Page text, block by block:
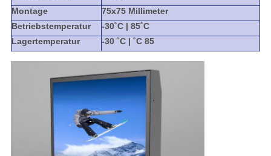
Montage
75x75 Millimeter
Betriebstemperatur
-30˚C | 85˚C
Lagertemperatur
-30 ˚C | ˚C 85